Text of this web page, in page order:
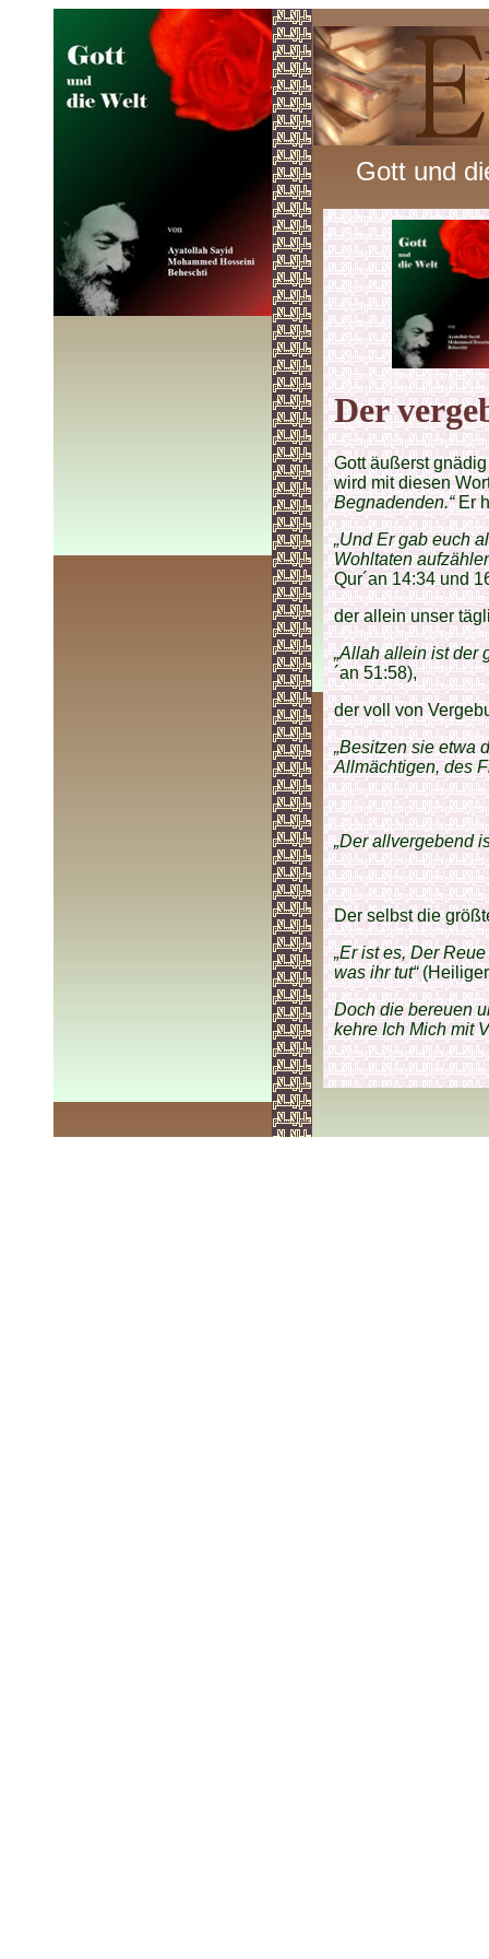
Gott und
Der
Gott äußerst
wird mit diesen
Begnadenden.“Er
„Und Er gab euch
Wohltaten
Qur´an 14:34 und
der allein unser
„Allah allein ist der
´an 51:58),
der voll von
„Besitzen sie etwa
Allmächtigen, des
„Der allvergebend
Der selbst die
„Er ist es, Der
was ihr tut“
Doch die bereuen
kehre Ich Mich mit